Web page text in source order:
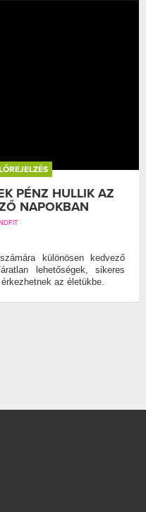
PÉNZ HULLIK AZ
NAPOKBAN
különösen kedvező
lehetőségek, sikeres
az életükbe.